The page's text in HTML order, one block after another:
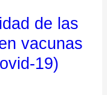
de las
vacunas
19)